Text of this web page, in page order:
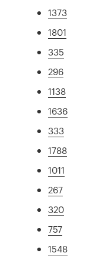
1373
1801
335
296
1138
1636
333
1788
1011
267
320
757
1548